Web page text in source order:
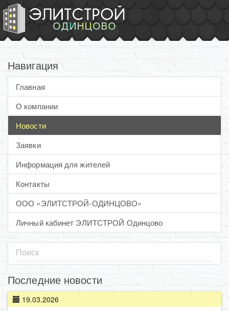
Навигация
Главная
О компании
Новости
Заявки
Информация для жителей
Контакты
ООО «ЭЛИТСТРОЙ-ОДИНЦОВО»
Личный кабинет ЭЛИТСТРОЙ Одинцово
Последние новости
19.03.2026